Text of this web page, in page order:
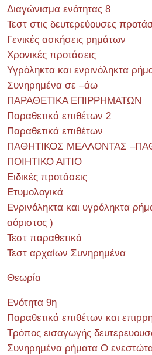
Διαγώνισμα ενότητας 8
Τεστ στις δευτερεύουσες
Γενικές ασκήσεις ρημάτων
Χρονικές προτάσεις
Υγρόληκτα και ενρινόληκτα
Συνηρημένα σε –άω
ΠΑΡΑΘΕΤΙΚΑ ΕΠΙΡΡΗΜΑΤΩΝ
Παραθετικά επιθέτων 2
Παραθετικά επιθέτων
ΠΑΘΗΤΙΚΟΣ ΜΕΛΛΟΝΤΑΣ
ΠΟΙΗΤΙΚΟ ΑΙΤΙΟ
Ειδικές προτάσεις
Ετυμολογικά
Ενρινόληκτα και υγρόληκτα
αόριστος )
Τεστ παραθετικά
Τεστ αρχαίων Συνηρημένα
Θεωρία
Ενότητα 9η
Παραθετικά επιθέτων και
Τρόπος εισαγωγής
Συνηρημένα ρήματα Ο